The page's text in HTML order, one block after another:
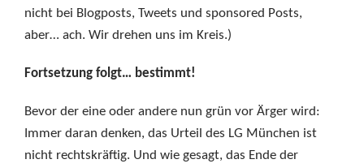
nicht bei Blogposts, Tweets und sponsored Posts,
aber… ach. Wir drehen uns im Kreis.)
Fortsetzung folgt… bestimmt!
Bevor der eine oder andere nun grün vor Ärger wird:
Immer daran denken, das Urteil des LG München ist
nicht rechtskräftig. Und wie gesagt, das Ende der